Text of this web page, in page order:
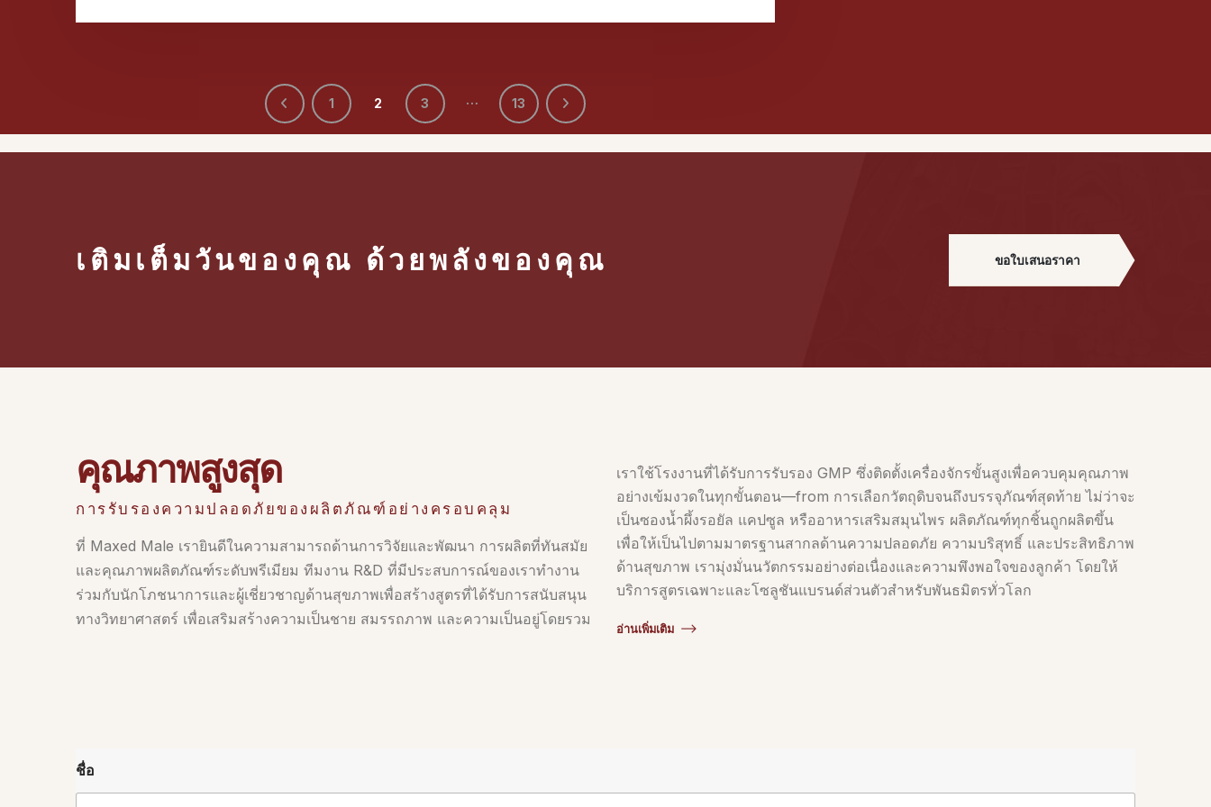
1 2 3 … 13
เติมเต็มวันของคุณ ด้วยพลังของคุณ ขอใบเสนอราคา
คุณภาพสูงสุด
การรับรองความปลอดภัยของผลิตภัณฑ์อย่างครอบคลุม
ที่ Maxed Male เรายินดีในความสามารถด้านการวิจัยและพัฒนา การผลิตที่ทันสมัย
และคุณภาพผลิตภัณฑ์ระดับพรีเมียม ทีมงาน R&D ที่มีประสบการณ์ของเราทำงาน
ร่วมกับนักโภชนาการและผู้เชี่ยวชาญด้านสุขภาพเพื่อสร้างสูตรที่ได้รับการสนับสนุน
ทางวิทยาศาสตร์ เพื่อเสริมสร้างความเป็นชาย สมรรถภาพ และความเป็นอยู่โดยรวม
เราใช้โรงงานที่ได้รับการรับรอง GMP ซึ่งติดตั้งเครื่องจักรขั้นสูงเพื่อควบคุมคุณภาพ
อย่างเข้มงวดในทุกขั้นตอน—from การเลือกวัตถุดิบจนถึงบรรจุภัณฑ์สุดท้าย ไม่ว่าจะ
เป็นซองน้ำผึ้งรอยัล แคปซูล หรืออาหารเสริมสมุนไพร ผลิตภัณฑ์ทุกชิ้นถูกผลิตขึ้น
เพื่อให้เป็นไปตามมาตรฐานสากลด้านความปลอดภัย ความบริสุทธิ์ และประสิทธิภาพ
ด้านสุขภาพ เรามุ่งมั่นนวัตกรรมอย่างต่อเนื่องและความพึงพอใจของลูกค้า โดยให้
บริการสูตรเฉพาะและโซลูชันแบรนด์ส่วนตัวสำหรับพันธมิตรทั่วโลก
อ่านเพิ่มเติม
ชื่อ